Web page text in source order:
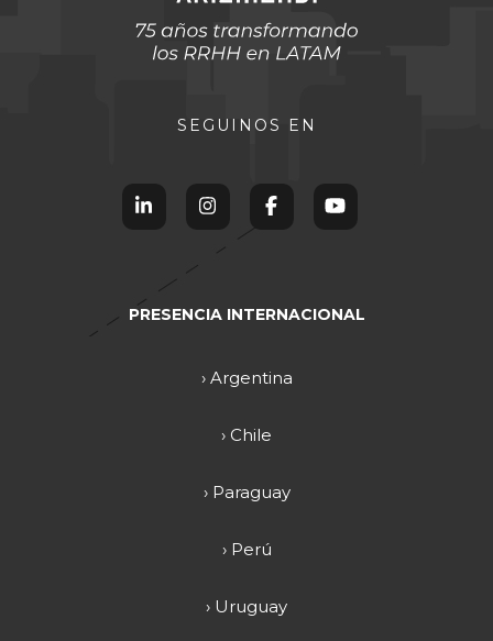
SEGUINOS EN
PRESENCIA INTERNACIONAL
› Argentina
› Chile
› Paraguay
› Perú
› Uruguay